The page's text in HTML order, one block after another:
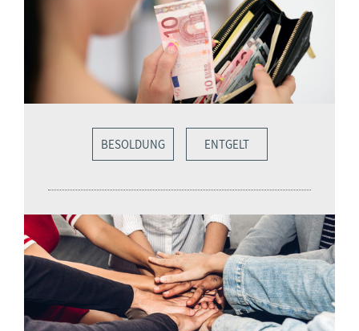
BESOLDUNG ENTGELT